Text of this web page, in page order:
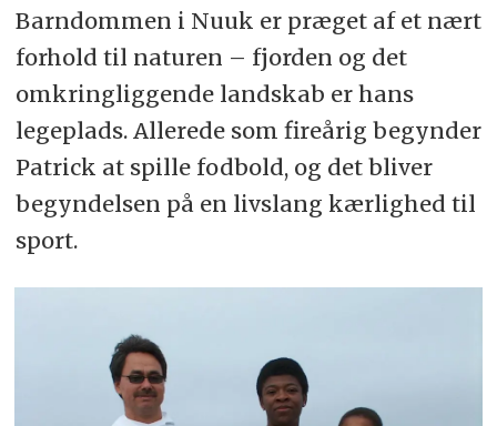
Barndommen i Nuuk er præget af et nært
forhold til naturen – fjorden og det
omkringliggende landskab er hans
legeplads. Allerede som fireårig begynder
Patrick at spille fodbold, og det bliver
begyndelsen på en livslang kærlighed til
sport.